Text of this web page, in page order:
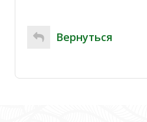
Вернуться